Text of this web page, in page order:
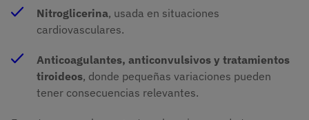
Nitroglicerina, usada en situaciones
cardiovasculares.
Anticoagulantes, anticonvulsivos y tratamientos
tiroideos, donde pequeñas variaciones pueden
tener consecuencias relevantes.